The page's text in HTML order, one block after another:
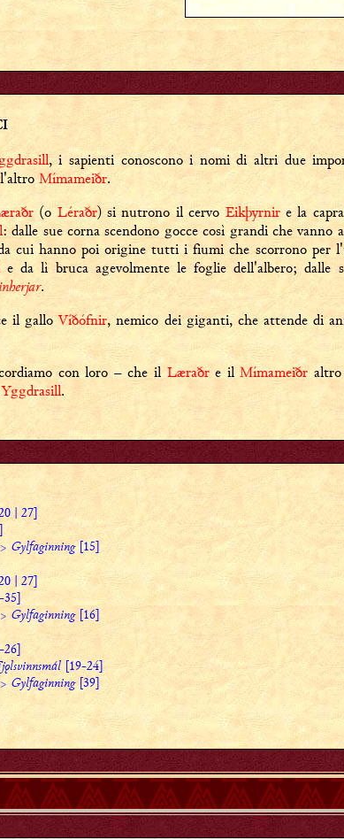
, i sapienti conoscono i nomi di altri due
Mímameiðr.
(oLéraðr) si nutrono il cervo Eikþyrnire la
: dalle sue corna scendono gocce così grandi che vanno
cui hanno poi origine tutti i fiumi che scorrono per
e da lì bruca agevolmente le foglie dell'albero; dalle
.
il galloVíðófnir, nemico dei giganti, che attende di
con loro – che ilLæraðre ilMímameiðraltro
Yggdrasill.
| 27]
> Gylfaginning[15]
| 27]
35]
> Gylfaginning[16]
26]
[19-24]
> Gylfaginning [39]